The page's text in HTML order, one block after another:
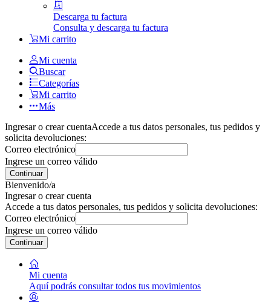
Descarga tu factura
Consulta y descarga tu factura
Mi carrito
Mi cuenta
Buscar
Categorías
Mi carrito
Más
Ingresar o crear cuentaAccede a tus datos personales, tus pedidos y
solicita devoluciones:
Correo electrónico
Ingrese un correo válido
Continuar
Bienvenido/a
Ingresar o crear cuenta
Accede a tus datos personales, tus pedidos y solicita devoluciones:
Correo electrónico
Ingrese un correo válido
Continuar
Mi cuenta
Aquí podrás consultar todos tus movimientos